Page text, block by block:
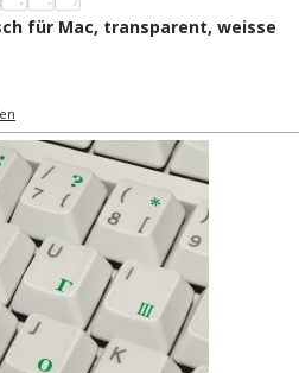
für Mac, transparent, weisse